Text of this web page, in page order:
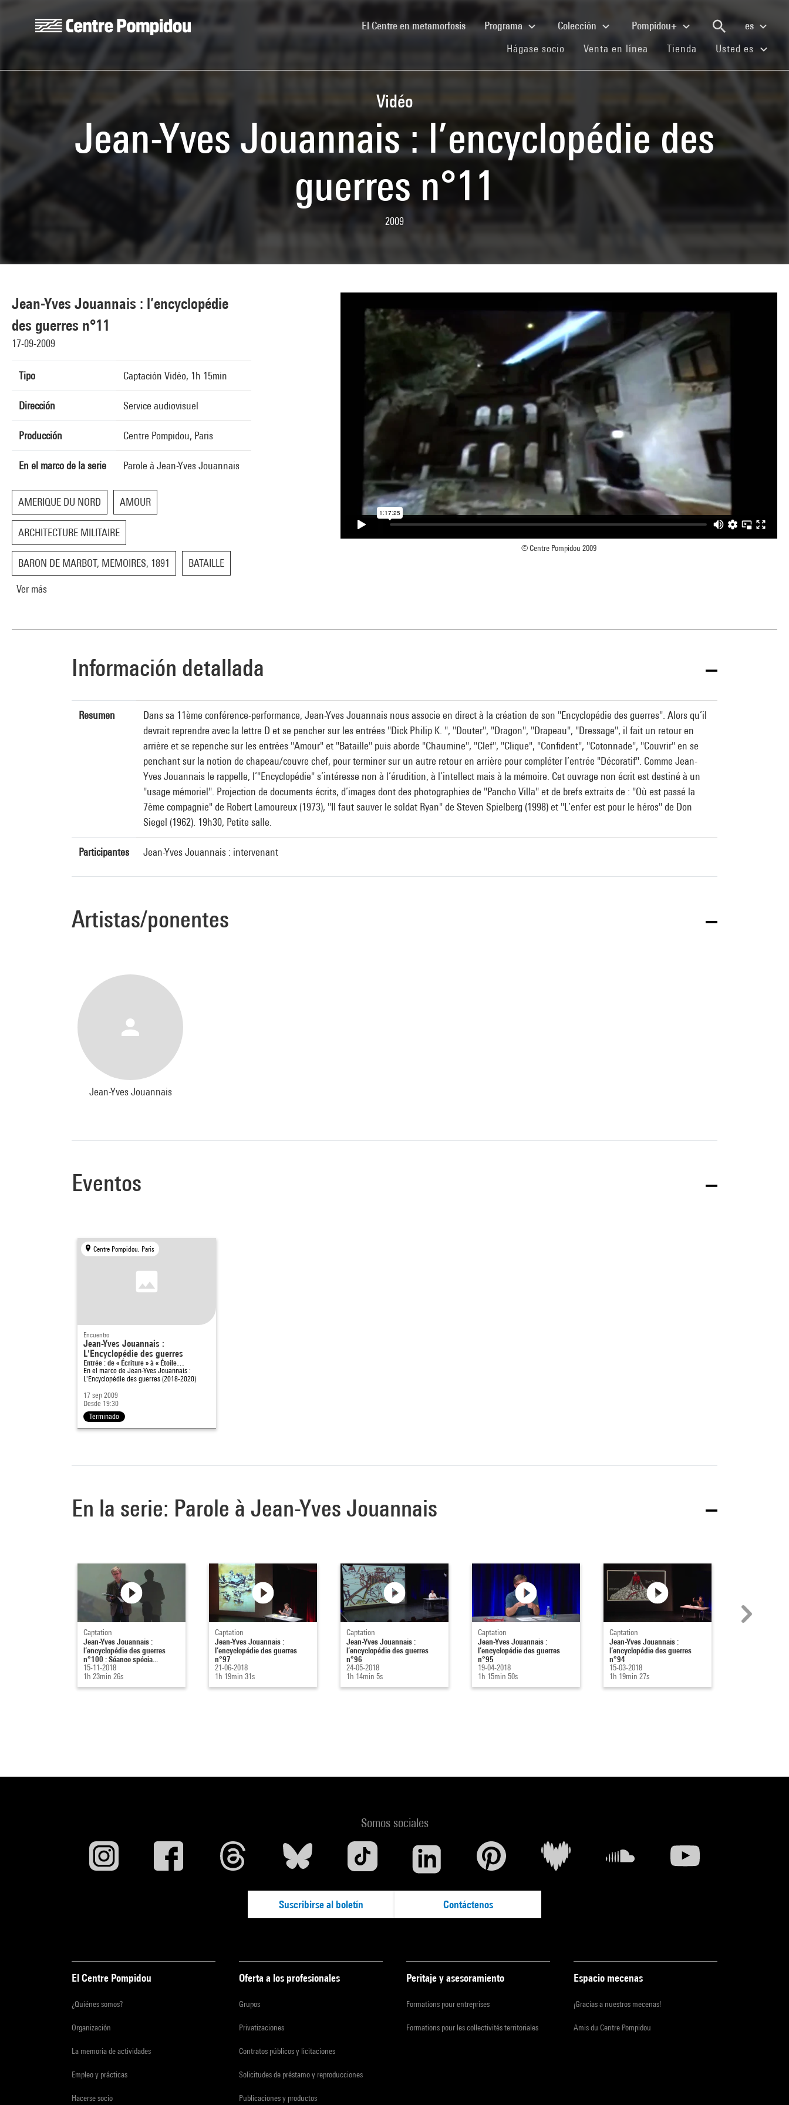
El Centre en metamorfosis(current)Programa Colección Pompidou+
es
Hágase socio (current)
Venta en línea (current)
Tienda (current)
Usted es
Vidéo
Jean-Yves Jouannais : l’encyclopédie des
guerres n°11
2009
Jean-Yves Jouannais : l’encyclopédie
des guerres n°11
17-09-2009
Tipo Captación Vidéo, 1h 15min
Dirección Service audiovisuel
Producción Centre Pompidou, Paris
En el marco de la serie Parole à Jean-Yves Jouannais
AMERIQUE DU NORD AMOUR
ARCHITECTURE MILITAIRE
BARON DE MARBOT, MEMOIRES, 1891 BATAILLE
Ver más
© Centre Pompidou 2009
Información detallada
Resumen
Dans sa 11ème conférence-performance, Jean-Yves Jouannais nous associe en direct à la création de son "Encyclopédie des guerres". Alors qu’il
devrait reprendre avec la lettre D et se pencher sur les entrées "Dick Philip K. ", "Douter", "Dragon", "Drapeau", "Dressage", il fait un retour en
arrière et se repenche sur les entrées "Amour" et "Bataille" puis aborde "Chaumine", "Clef", "Clique", "Confident", "Cotonnade", "Couvrir" en se
penchant sur la notion de chapeau/couvre chef, pour terminer sur un autre retour en arrière pour compléter l’entrée "Décoratif". Comme Jean-
Yves Jouannais le rappelle, l’"Encyclopédie" s’intéresse non à l’érudition, à l’intellect mais à la mémoire. Cet ouvrage non écrit est destiné à un
"usage mémoriel". Projection de documents écrits, d’images dont des photographies de "Pancho Villa" et de brefs extraits de : "Où est passé la
7ème compagnie" de Robert Lamoureux (1973), "Il faut sauver le soldat Ryan" de Steven Spielberg (1998) et "L’enfer est pour le héros" de Don
Siegel (1962). 19h30, Petite salle.
Participantes Jean-Yves Jouannais : intervenant
Artistas/ponentes
Jean-Yves Jouannais
Eventos
Centre Pompidou, Paris
Encuentro
Jean-Yves Jouannais :
L'Encyclopédie des guerres
Entrée : de « Écriture » à « Étoile…
En el marco de Jean-Yves Jouannais :
L'Encyclopédie des guerres (2018-2020)
17 sep 2009
Desde 19:30
Terminado
En la serie: Parole à Jean-Yves Jouannais
Captation
Jean-Yves Jouannais :
l’encyclopédie des guerres
n°100 : Séance spécia...
15-11-2018
1h 23min 26s
Captation
Jean-Yves Jouannais :
l’encyclopédie des guerres
n°97
21-06-2018
1h 19min 31s
Captation
Jean-Yves Jouannais :
l’encyclopédie des guerres
n°96
24-05-2018
1h 14min 5s
Captation
Jean-Yves Jouannais :
l’encyclopédie des guerres
n°95
19-04-2018
1h 15min 50s
Captation
Jean-Yves Jouannais :
l’encyclopédie des guerres
n°94
15-03-2018
1h 19min 27s
Somos sociales
Suscribirse al boletín Contáctenos
El Centre Pompidou
¿Quiénes somos?
Organización
La memoria de actividades
Empleo y prácticas
Hacerse socio
Oferta a los profesionales
Grupos
Privatizaciones
Contratos públicos y licitaciones
Solicitudes de préstamo y reproducciones
Publicaciones y productos
Peritaje y asesoramiento
Formations pour entreprises
Formations pour les collectivités territoriales
Espacio mecenas
¡Gracias a nuestros mecenas!
Amis du Centre Pompidou